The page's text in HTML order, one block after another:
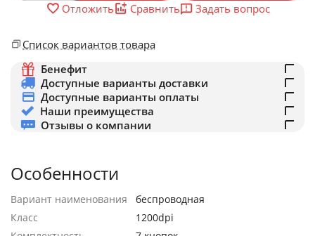
Отложить
Сравнить Задать вопрос
Список вариантов товара
Бенефит
Доступные варианты доставки
Доступные варианты оплаты
Наши преимущества
Отзывы о компании
Особенности
Вариант наименования
беспроводная
Класс
1200dpi